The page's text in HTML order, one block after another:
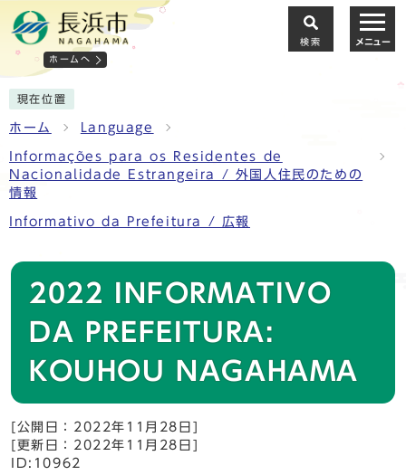
ホームへ
検索 メニュー
現在位置
ホーム Language
Informações para os Residentes de
Nacionalidade Estrangeira / 外国人住民のための
情報
Informativo da Prefeitura / 広報
2022 INFORMATIVO
DA PREFEITURA:
KOUHOU NAGAHAMA
[公開日：2022年11月28日]
[更新日：2022年11月28日]
ID:10962